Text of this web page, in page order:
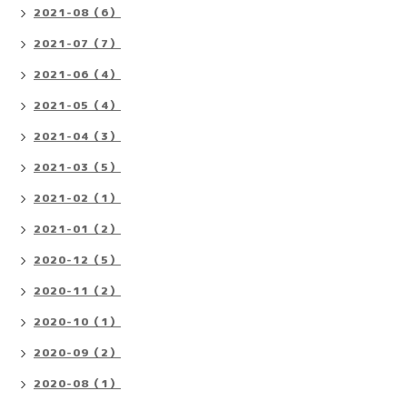
2021-08（6）
2021-07（7）
2021-06（4）
2021-05（4）
2021-04（3）
2021-03（5）
2021-02（1）
2021-01（2）
2020-12（5）
2020-11（2）
2020-10（1）
2020-09（2）
2020-08（1）